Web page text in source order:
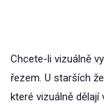
Chcete-li vizuálně
řezem. U starších
které vizuálně